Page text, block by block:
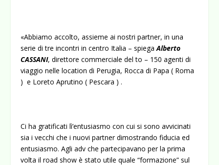
«Abbiamo accolto, assieme ai nostri partner, in una
serie di tre incontri in centro Italia – spiegaAlberto
CASSANI, direttore commerciale del to – 150 agenti di
viaggio nelle location di Perugia, Rocca di Papa ( Roma
) e Loreto Aprutino ( Pescara ) .
Ci ha gratificati lì’entusiasmo con cui si sono avvicinati
sia i vecchi che i nuovi partner dimostrando fiducia ed
entusiasmo. Agli adv che partecipavano per la prima
volta il road show è stato utile quale “formazione” sul